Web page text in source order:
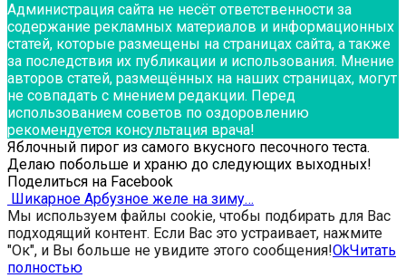
Администрация сайта не несёт ответственности за
содержание рекламных материалов и информационных
статей, которые размещены на страницах сайта, а также
за последствия их публикации и использования. Мнение
авторов статей, размещённых на наших страницах, могут
не совпадать с мнением редакции. Перед
использованием советов по оздоровлению
рекомендуется консультация врача!
Яблочный пирог из самого вкусного песочного теста.
Делаю побольше и храню до следующих выходных!
Поделиться на Facebook
Шикарное Арбузное желе на зиму…
Мы используем файлы cookie, чтобы подбирать для Вас
подходящий контент. Если Вас это устраивает, нажмите
"Ок", и Вы больше не увидите этого сообщения!OkЧитать
полностью